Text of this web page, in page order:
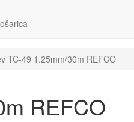
TC-49 1.25mm/30m REFCO
REFCO